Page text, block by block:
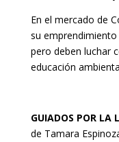
En el mercado de
su
pero deben luchar
educación
GUIADOS POR LA
de Tamara